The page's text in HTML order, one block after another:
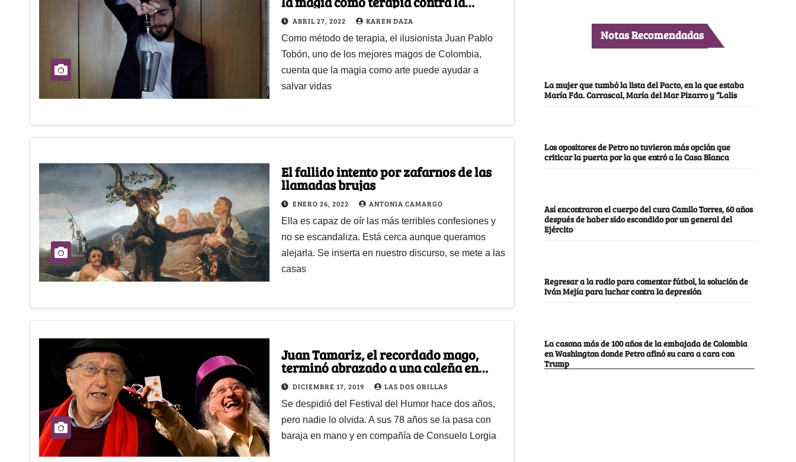
depresión
ABRIL 27, 2022 KAREN DAZA
Como método de terapia, el ilusionista Juan Pablo
Tobón, uno de los mejores magos de Colombia,
cuenta que la magia como arte puede ayudar a
salvar vidas
El fallido intento por zafarnos de las
llamadas brujas
ENERO 26, 2022 ANTONIA CAMARGO
Ella es capaz de oír las más terribles confesiones y
no se escandaliza. Está cerca aunque queramos
alejarla. Se inserta en nuestro discurso, se mete a las
casas
Juan Tamariz, el recordado mago,
terminó abrazado a una caleña en
Cádiz
DICIEMBRE 17, 2019 LAS DOS ORILLAS
Se despidió del Festival del Humor hace dos años,
pero nadie lo olvida. A sus 78 años se la pasa con
baraja en mano y en compañía de Consuelo Lorgia
Notas Recomendadas
La mujer que tumbó la lista del Pacto, en la que estaba
María Fda. Carrascal, María del Mar Pizarro y “Lalis
Los opositores de Petro no tuvieron más opción que
criticar la puerta por la que entró a la Casa Blanca
Así encontraron el cuerpo del cura Camilo Torres, 60 años
después de haber sido escondido por un general del
Ejército
Regresar a la radio para comentar fútbol, la solución de
Iván Mejía para luchar contra la depresión
La casona más de 100 años de la embajada de Colombia
en Washington donde Petro afinó su cara a cara con
Trump